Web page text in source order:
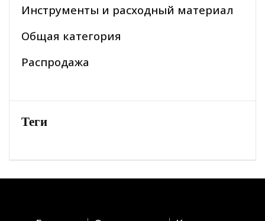
Инструменты и расходный материал
Общая категория
Распродажа
Теги